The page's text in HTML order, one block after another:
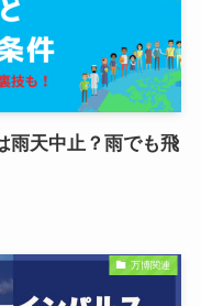
雨天中止？雨でも飛
万博関連